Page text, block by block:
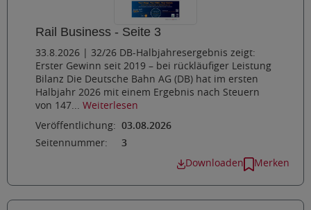
Rail Business - Seite 3
33.8.2026 | 32/26 DB-Halbjahresergebnis zeigt:
Erster Gewinn seit 2019 – bei rückläufiger Leistung
Bilanz Die Deutsche Bahn AG (DB) hat im ersten
Halbjahr 2026 mit einem Ergebnis nach Steuern
von 147... Weiterlesen
Veröffentlichung:
03.08.2026
Seitennummer:
3
Downloaden Merken